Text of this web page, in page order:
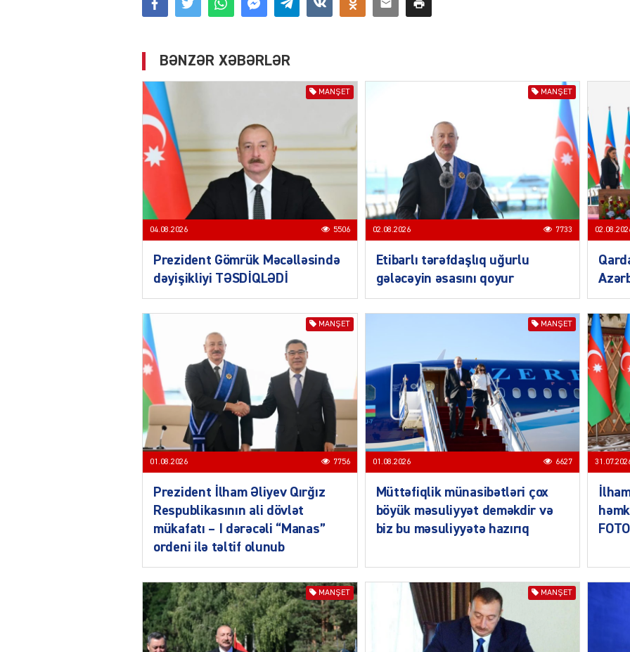
DÜNYA
BƏNZƏR XƏBƏRLƏR
MANŞET
04.08.2026 5506
Prezident Gömrük Məcəlləsində
dəyişikliyi TƏSDİQLƏDİ
MANŞET
02.08.2026 7733
Etibarlı tərəfdaşlıq uğurlu
gələcəyin əsasını qoyur
MANŞET
01.08.2026 7756
Prezident İlham Əliyev Qırğız
Respublikasının ali dövlət
mükafatı – I dərəcəli “Manas”
ordeni ilə təltif olunub
MANŞET
01.08.2026 6627
Müttəfiqlik münasibətləri çox
böyük məsuliyyət deməkdir və
biz bu məsuliyyətə hazırıq
MANŞET MANŞET